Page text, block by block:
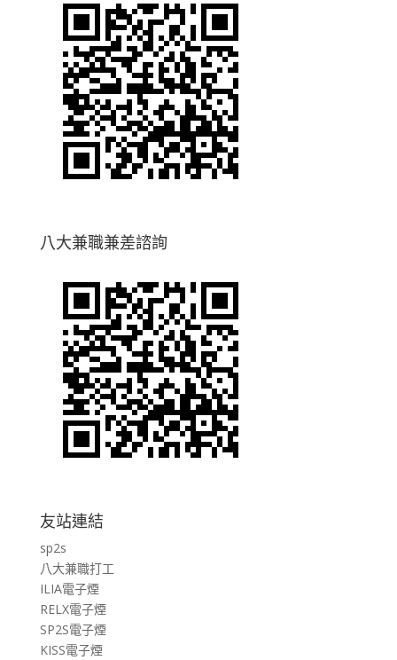
八大兼職兼差諮詢
友站連結
sp2s
八大兼職打工
ILIA電子煙
RELX電子煙
SP2S電子煙
KISS電子煙